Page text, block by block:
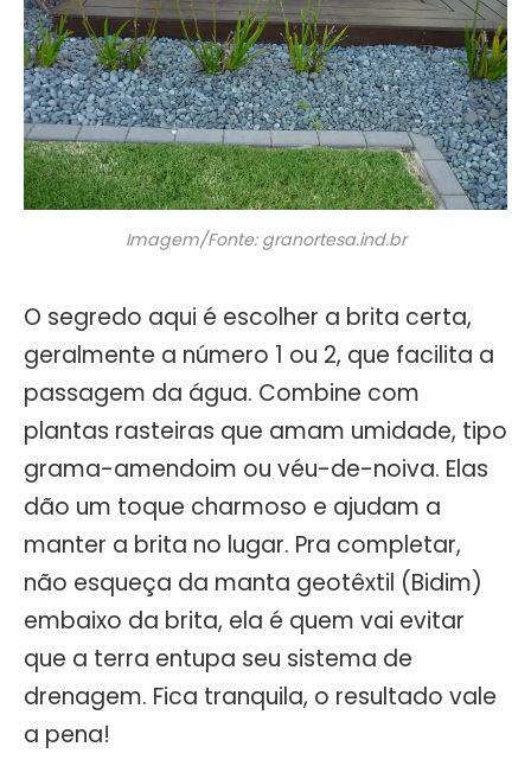
Imagem/Fonte: granortesa.ind.br
O segredo aqui é escolher a brita certa,
geralmente a número 1 ou 2, que facilita a
passagem da água. Combine com
plantas rasteiras que amam umidade, tipo
grama-amendoim ou véu-de-noiva. Elas
dão um toque charmoso e ajudam a
manter a brita no lugar. Pra completar,
não esqueça da manta geotêxtil (Bidim)
embaixo da brita, ela é quem vai evitar
que a terra entupa seu sistema de
drenagem. Fica tranquila, o resultado vale
a pena!